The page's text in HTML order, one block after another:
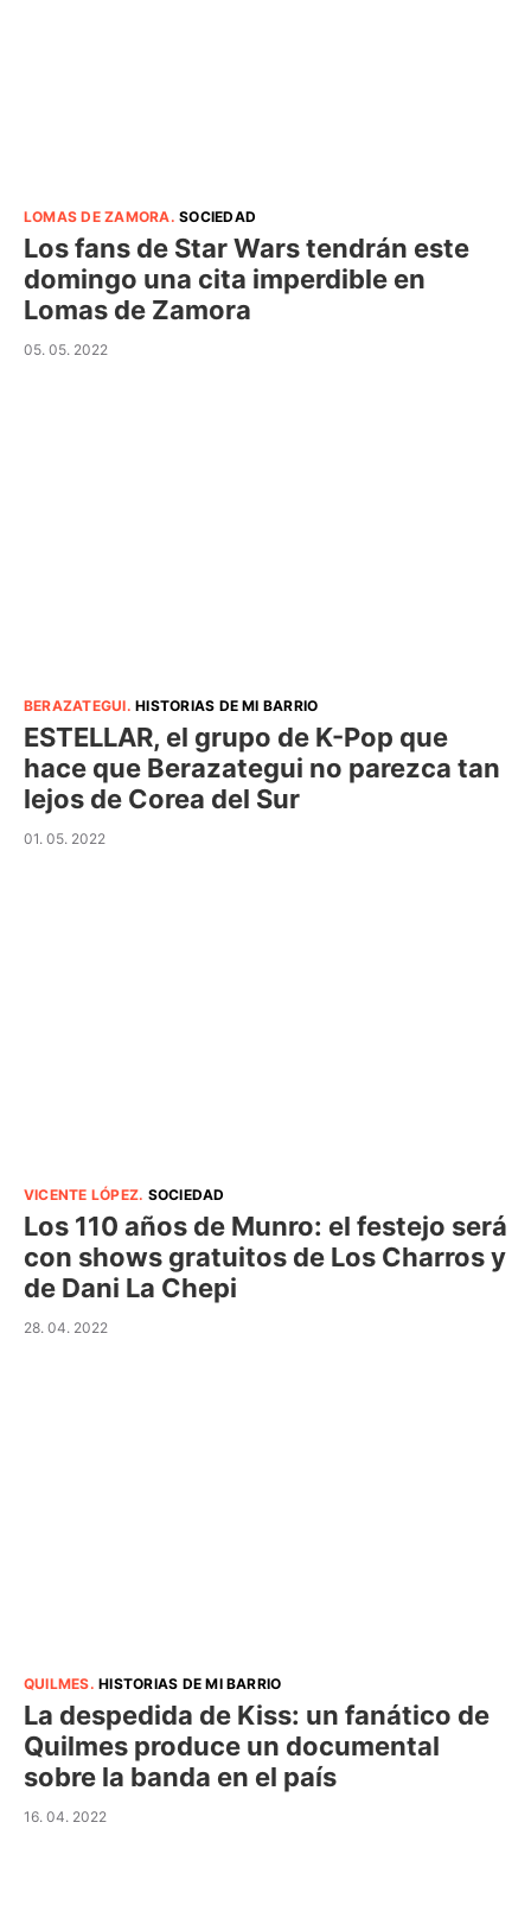
LOMAS DE ZAMORA.SOCIEDAD
Los fans de Star Wars tendrán este
domingo una cita imperdible en
Lomas de Zamora
05. 05. 2022
BERAZATEGUI.HISTORIAS DE MI BARRIO
ESTELLAR, el grupo de K-Pop que
hace que Berazategui no parezca tan
lejos de Corea del Sur
01. 05. 2022
VICENTE LÓPEZ. SOCIEDAD
Los 110 años de Munro: el festejo será
con shows gratuitos de Los Charros y
de Dani La Chepi
28. 04. 2022
QUILMES.HISTORIAS DE MI BARRIO
La despedida de Kiss: un fanático de
Quilmes produce un documental
sobre la banda en el país
16. 04. 2022